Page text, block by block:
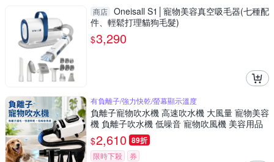
商店 Oneisall S1│寵物美容真空吸毛器(七種配
件、輕鬆打理貓狗毛髮)
$3,290
有負離子/強力快乾/螢幕顯示溫度
負離子寵物吹水機 高速吹水機 大風量 寵物美容
機 負離子吹水機 低噪音 寵物吹風機 美容用品
$2,610 89折
限時下殺 券